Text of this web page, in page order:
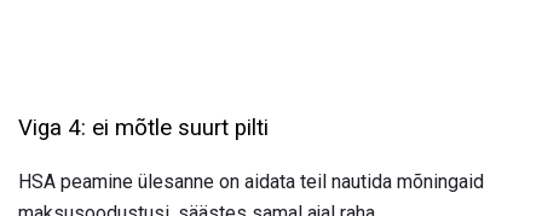
Viga 4: ei mõtle suurt pilti
HSA peamine ülesanne on aidata teil nautida mõningaid